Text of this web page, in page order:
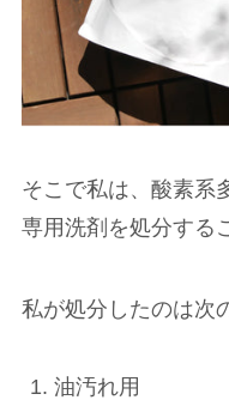
そこで私は、酸素系
専用洗剤を処分する
私が処分したのは次
油汚れ用